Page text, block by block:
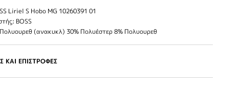
Liriel S Hobo MG 10260391 01
BOSS
(ανακυκλ) 30% Πολυέστερ 8% Πολυουρεθ
ΚΑΙ ΕΠΙΣΤΡΟΦΕΣ